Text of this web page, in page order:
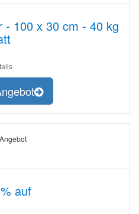
- 100 x 30 cm - 40 kg
auf